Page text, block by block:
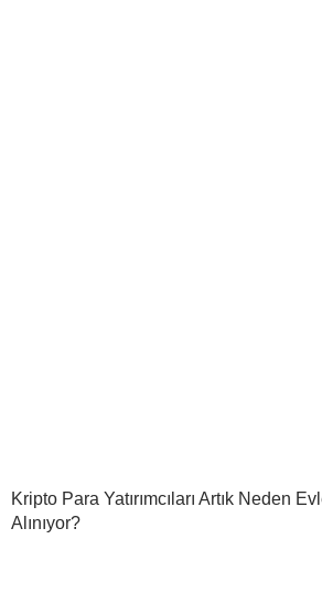
Kripto Para Yatırımcıları Artık Neden
Alınıyor?